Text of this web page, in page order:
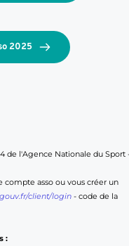
2025
de l'Agence Nationale du Sport
compte asso ou vous créer un
client/login - code de la
: